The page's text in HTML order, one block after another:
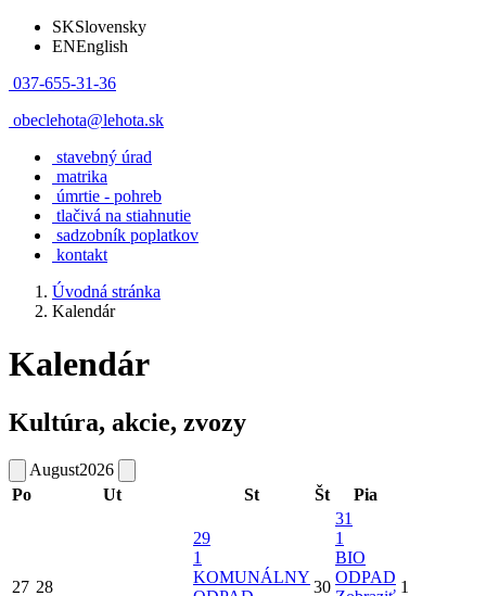
SKSlovensky
ENEnglish
037-655-31-36
obeclehota@lehota.sk
stavebný úrad
matrika
úmrtie - pohreb
tlačivá na stiahnutie
sadzobník poplatkov
kontakt
Úvodná stránka
Kalendár
Kalendár
Kultúra, akcie, zvozy
August2026
Po
Ut St Št Pia
27 28
29
1
KOMUNÁLNY
30
31
1
BIO
ODPAD
1